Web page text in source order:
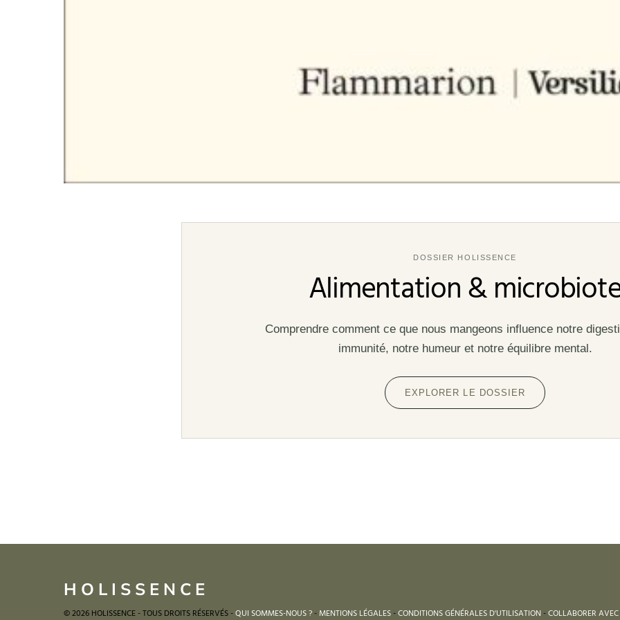
DOSSIER HOLISSENCE
Alimentation &
Comprendre comment ce que nous mangeons influence notre
immunité, notre humeur et notre équilibre mental.
EXPLORER LE DOSSIER
HOLISSENCE
© 2026 HOLISSENCE - TOUS DROITS RÉSERVÉS -QUI SOMMES-NOUS ?- MENTIONS LÉGALES-CONDITIONS GÉNÉRALES D'UTILISATION-COLLABORER